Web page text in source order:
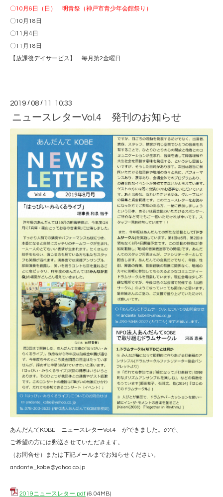
〇10月6日（日） 明青祭（神戸市青少年会館祭り）
〇10月18日
〇11月4日
〇11月18日
【放課後デイサービス】 毎月第2金曜日
2019 /08 / 11 10:33
ニュースレターVol.4 発刊のお知らせ
あんだんてKOBE ニュースレターVol.4 ができました。ので、
ご希望の方には郵送させていただきます。
（お問合せ）または下記メールまでお知らせください。
andante_kobe@yahoo.co.jp
2019ニュースレター.pdf (6.04MB)